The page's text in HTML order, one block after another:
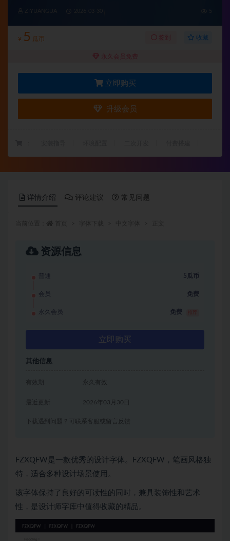
ZIYUANGUA
¥ 5 瓜币 签到 收藏
永久会员免费
立即购买
升级会员
详情介绍 评论建议 常见问题
资源信息
普通 5瓜币
会员 免费
永久会员 免费
立即购买
其他信息
有效期 永久有效
2026年03月30日
下载遇到问题？可联系客服或留言反馈
FZXQFW是一款优秀的设计字体。FZXQFW，笔画风格独
特，适合多种设计场景使用。
该字体保持了良好的可读性的同时，兼具装饰性和艺术
性，是设计师字库中值得收藏的精品。